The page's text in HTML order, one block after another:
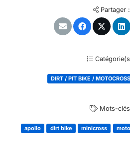
Partager :
DIRT / PIT BIKE / MOTOCROSS
Mots-
apollo dirt bike minicross moto